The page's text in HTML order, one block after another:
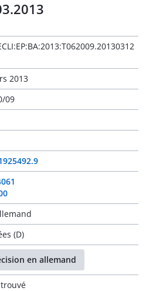
2013
09
(D)
en allemand